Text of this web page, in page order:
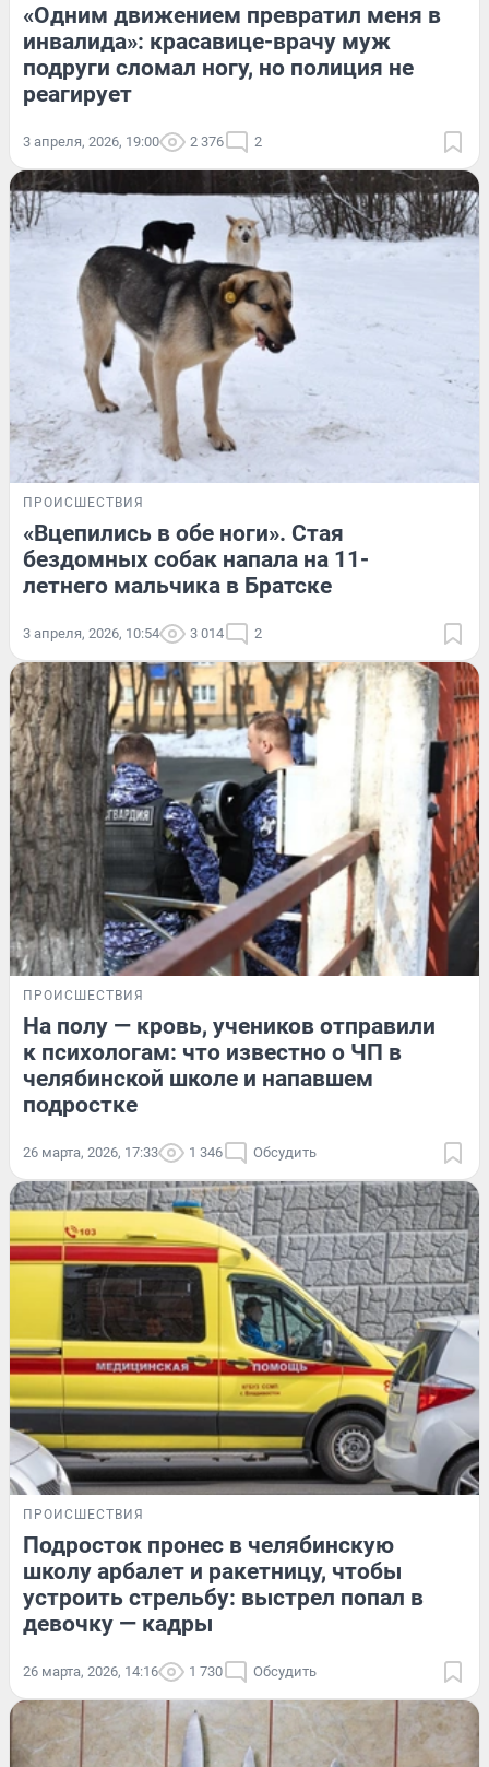
«Одним движением превратил меня в
инвалида»: красавице-врачу муж
подруги сломал ногу, но полиция не
реагирует
3 апреля, 2026, 19:00 2 376 2
ПРОИСШЕСТВИЯ
«Вцепились в обе ноги». Стая
бездомных собак напала на 11-
летнего мальчика в Братске
3 апреля, 2026, 10:54 3 014 2
ПРОИСШЕСТВИЯ
На полу — кровь, учеников отправили
к психологам: что известно о ЧП в
челябинской школе и напавшем
подростке
26 марта, 2026, 17:33 1 346 Обсудить
ПРОИСШЕСТВИЯ
Подросток пронес в челябинскую
школу арбалет и ракетницу, чтобы
устроить стрельбу: выстрел попал в
девочку — кадры
26 марта, 2026, 14:16 1 730 Обсудить